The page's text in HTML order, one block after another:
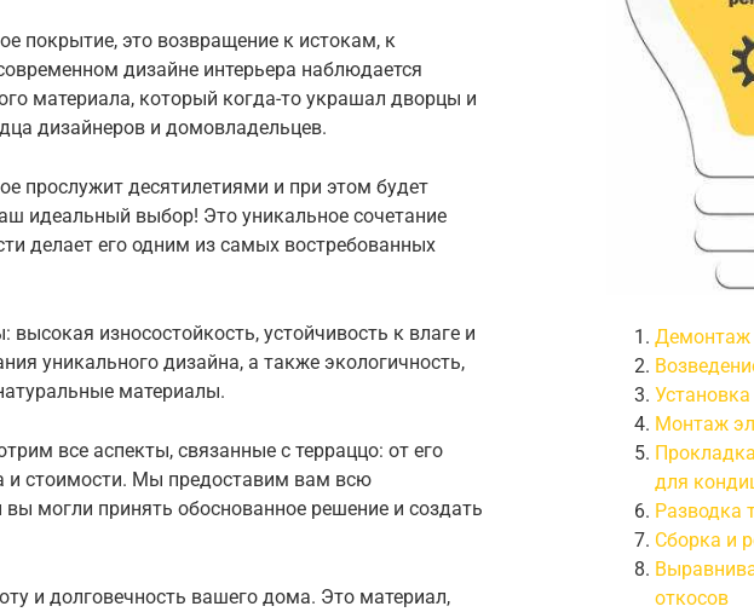
покрытие, это возвращение к истокам, к
дизайне интерьера наблюдается
материала, который когда-то украшал дворцы и
дизайнеров и домовладельцев.
прослужит десятилетиями и при этом будет
идеальный выбор! Это уникальное сочетание
делает его одним из самых востребованных
износостойкость, устойчивость к влаге и
уникального дизайна, а также экологичность,
материалы.
все аспекты, связанные с терраццо: от его
и стоимости. Мы предоставим вам всю
могли принять обоснованное решение и создать
и долговечность вашего дома. Это материал,
Демонтаж
Монтаж
для
Разводка
Сборка и
откосов